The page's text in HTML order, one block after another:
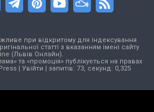
при відкритому для індексування
статті з вказанням імені сайту
(Львів Онлайн).
та «промоція» публікується на правах
| Увійти | запитів: 73, секунд: 0,325